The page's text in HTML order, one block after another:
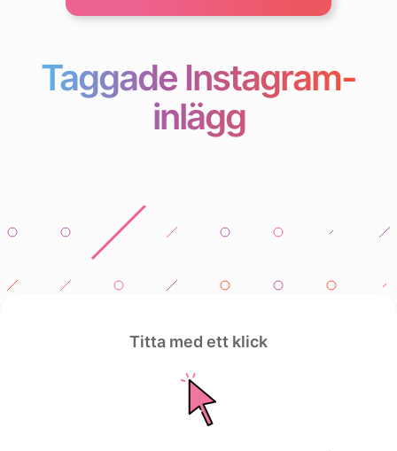
Taggade Instagram-
inlägg
Titta med ett klick